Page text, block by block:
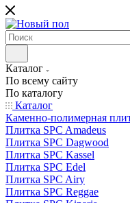
Каталог
По всему сайту
По каталогу
Каталог
Каменно-полимерная
Плитка SPC Amadeus
Плитка SPC Dagwood
Плитка SPC Kassel
Плитка SPC Edel
Плитка SPC Airy
Плитка SPC Reggae